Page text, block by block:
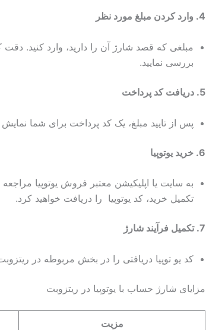
4. وارد کردن مبلغ مورد نظر
مبلغی که قصد شارژ آن را دارید، وارد کنید. دقت
بررسی نمایید.
5. دریافت کد پرداخت
پس از تایید مبلغ، یک کد پرداخت برای شما
6. خرید یوتوپیا
به سایت یا اپلیکیشن معتبر فروش یوتوپیا مراجعه
تکمیل خرید، کد یوتوپیا را دریافت خواهید کرد.
7. تکمیل فرآیند شارژ
کد یو توپیا دریافتی را در بخش مربوطه در
مزایای شارژ حساب با یوتوپیا در ریتزوبت
مزیت